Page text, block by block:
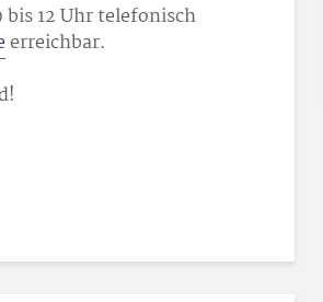
12 Uhr telefonisch
erreichbar.